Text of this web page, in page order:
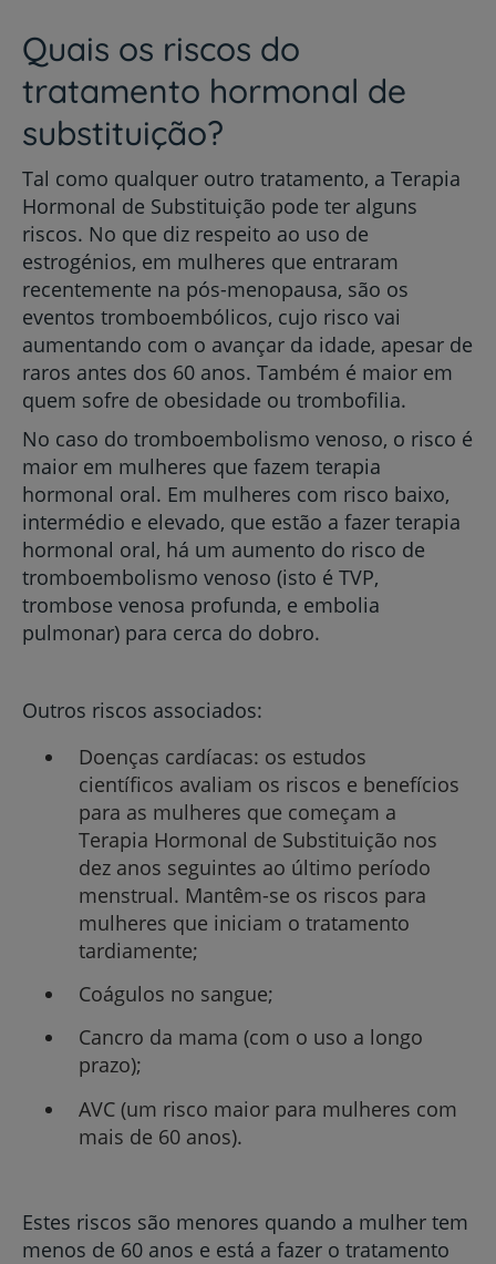
Quais os riscos do
tratamento hormonal de
substituição?
Tal como qualquer outro tratamento, a Terapia
Hormonal de Substituição pode ter alguns
riscos. No que diz respeito ao uso de
estrogénios, em mulheres que entraram
recentemente na pós-menopausa, são os
eventos tromboembólicos, cujo risco vai
aumentando com o avançar da idade, apesar de
raros antes dos 60 anos. Também é maior em
quem sofre de obesidade ou trombofilia.
No caso do tromboembolismo venoso, o risco é
maior em mulheres que fazem terapia
hormonal oral. Em mulheres com risco baixo,
intermédio e elevado, que estão a fazer terapia
hormonal oral, há um aumento do risco de
tromboembolismo venoso (isto é TVP,
trombose venosa profunda, e embolia
pulmonar) para cerca do dobro.
Outros riscos associados:
Doenças cardíacas: os estudos
científicos avaliam os riscos e benefícios
para as mulheres que começam a
Terapia Hormonal de Substituição nos
dez anos seguintes ao último período
menstrual. Mantêm-se os riscos para
mulheres que iniciam o tratamento
tardiamente;
Coágulos no sangue;
Cancro da mama (com o uso a longo
prazo);
AVC (um risco maior para mulheres com
mais de 60 anos).
Estes riscos são menores quando a mulher tem
menos de 60 anos e está a fazer o tratamento